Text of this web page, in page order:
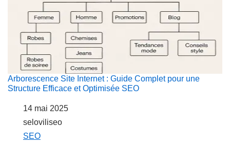
Arborescence Site Internet : Guide Complet pour une
Structure Efficace et Optimisée SEO
Date14 mai 2025
Auteurseloviliseo
Par rapport à
SEO